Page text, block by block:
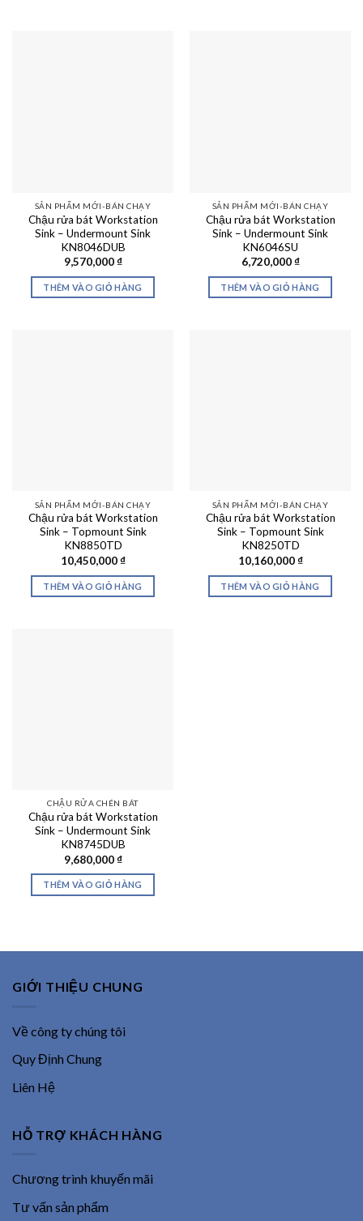
SẢN PHẨM MỚI-BÁN CHẠY
Chậu rửa bát Workstation
Sink – Undermount Sink
KN8046DUB
9,570,000₫
THÊM VÀO GIỎ HÀNG
SẢN PHẨM MỚI-BÁN CHẠY
Chậu rửa bát Workstation
Sink – Undermount Sink
KN6046SU
6,720,000₫
THÊM VÀO GIỎ HÀNG
SẢN PHẨM MỚI-BÁN CHẠY
Chậu rửa bát Workstation
Sink – Topmount Sink
KN8850TD
10,450,000₫
THÊM VÀO GIỎ HÀNG
SẢN PHẨM MỚI-BÁN CHẠY
Chậu rửa bát Workstation
Sink – Topmount Sink
KN8250TD
10,160,000₫
THÊM VÀO GIỎ HÀNG
CHẬU RỬA CHÉN BÁT
Chậu rửa bát Workstation
Sink – Undermount Sink
KN8745DUB
9,680,000₫
THÊM VÀO GIỎ HÀNG
GIỚI THIỆU CHUNG
Về công ty chúng tôi
Quy Định Chung
Liên Hệ
HỖ TRỢ KHÁCH HÀNG
Chương trình khuyến mãi
Tư vấn sản phẩm